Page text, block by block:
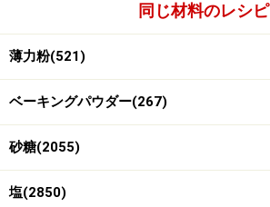
同じ材料のレシピ
薄力粉(521)
ベーキングパウダー(267)
砂糖(2055)
塩(2850)